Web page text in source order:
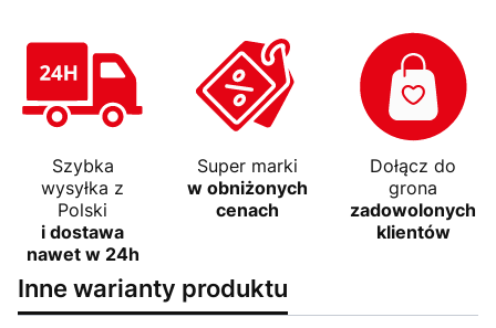
Szybka
wysyłka z
Polski
i dostawa
nawet w 24h
Super marki
w obniżonych
cenach
Dołącz do
grona
zadowolonych
klientów
Inne warianty produktu